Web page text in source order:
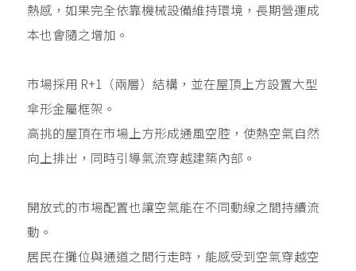
熱感，如果完全依靠機械設備維持環境，長期營運成
本也會隨之增加。
市場採用 R+1（兩層）結構，並在屋頂上方設置大型
傘形金屬框架。
高挑的屋頂在市場上方形成通風空腔，使熱空氣自然
向上排出，同時引導氣流穿越建築內部。
開放式的市場配置也讓空氣能在不同動線之間持續流
動。
居民在攤位與通道之間行走時，能感受到空氣穿越空